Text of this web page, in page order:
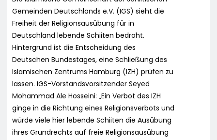
Gemeinden Deutschlands e.V. (IGS) sieht die
Freiheit der Religionsausübung für in
Deutschland lebende Schiiten bedroht.
Hintergrund ist die Entscheidung des
Deutschen Bundestages, eine Schließung des
Islamischen Zentrums Hamburg (IZH) prüfen zu
lassen. IGS-Vorstandsvorsitzender Seyed
Mohammad Ale Hosseini: „Ein Verbot des IZH
ginge in die Richtung eines Religionsverbots und
würde viele hier lebende Schiiten die Ausübung
ihres Grundrechts auf freie Religionsausübung